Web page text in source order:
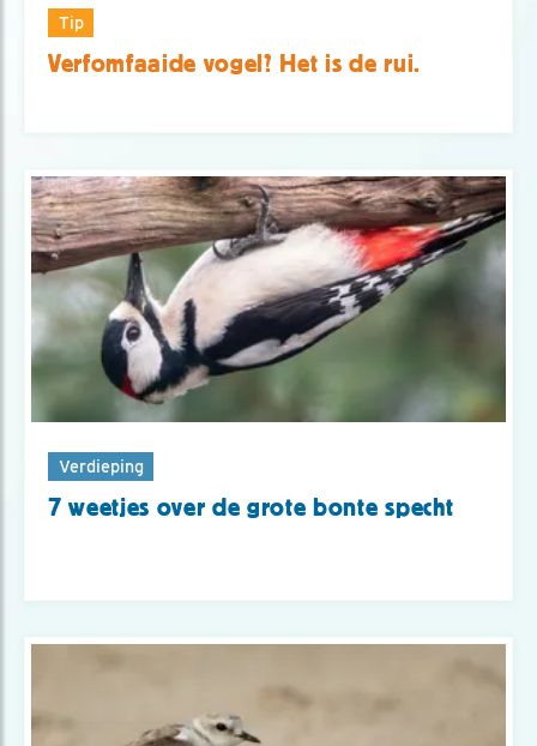
Tip
Verfomfaaide vogel? Het is de rui.
Verdieping
7 weetjes over de grote bonte specht